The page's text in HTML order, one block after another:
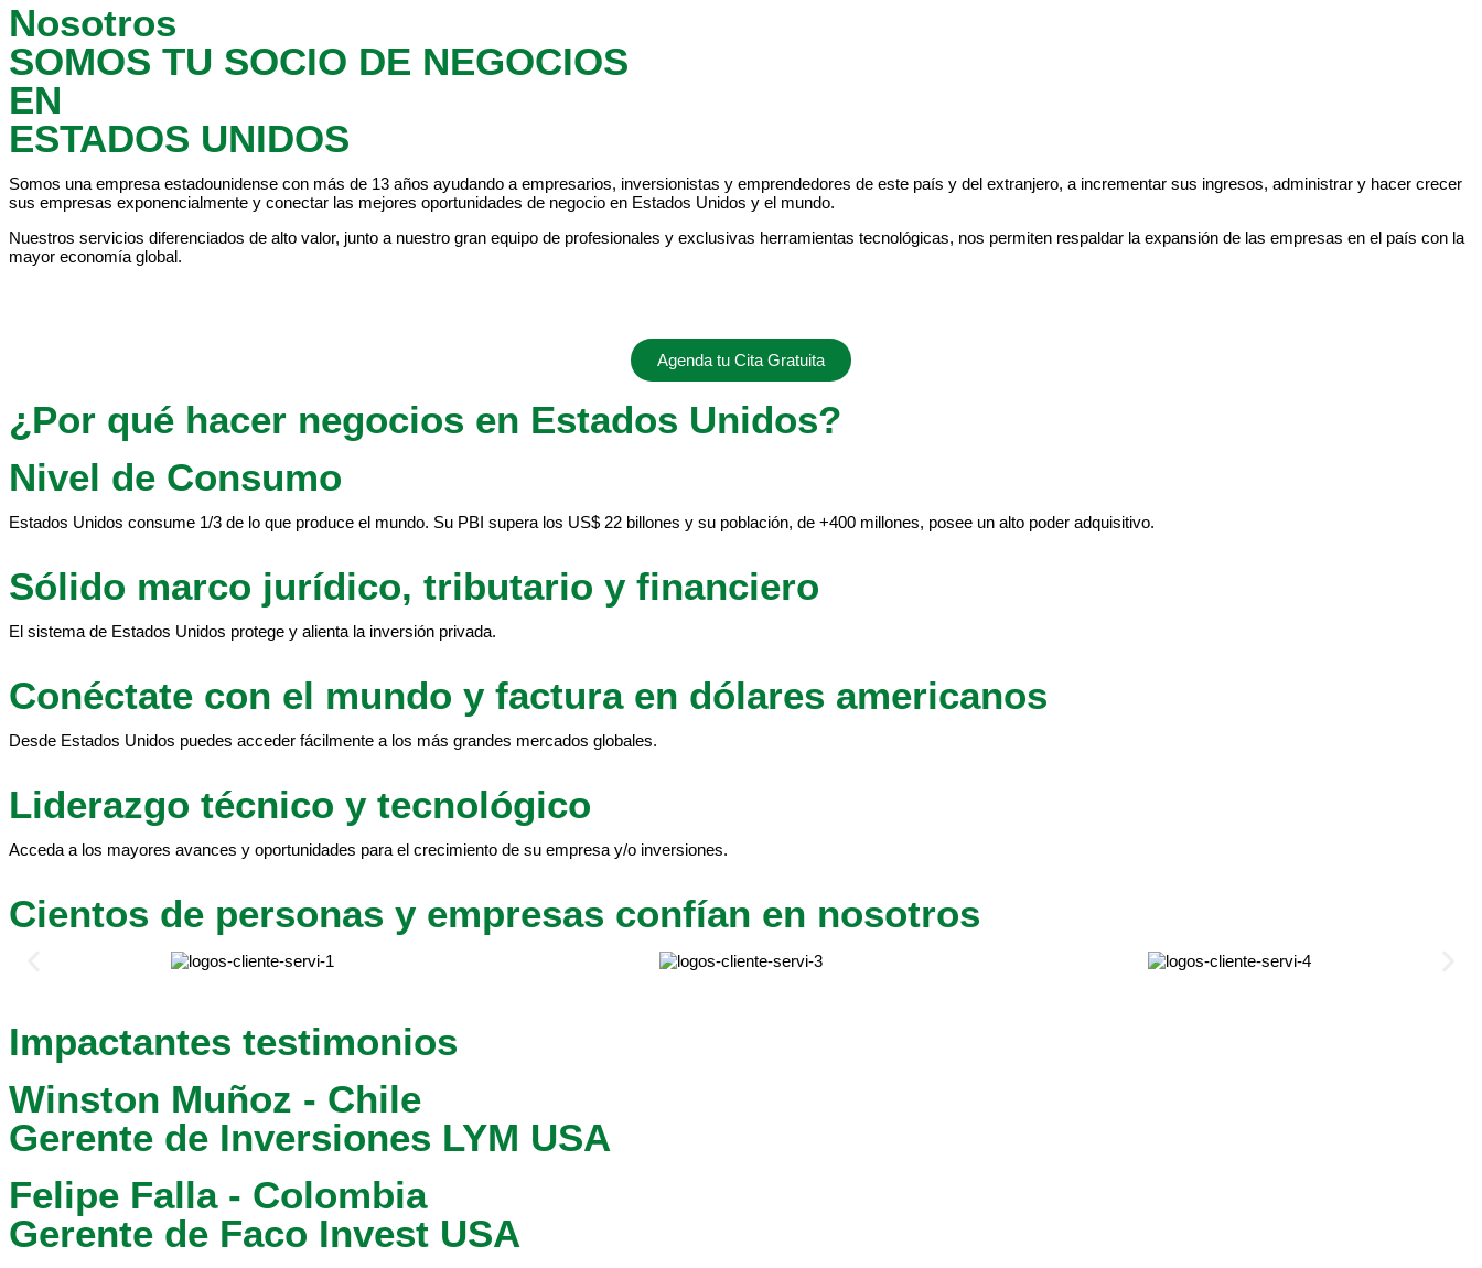
Nosotros
SOMOS TU SOCIO DE NEGOCIOS
EN
ESTADOS UNIDOS
Somos una empresa estadounidense con más de 13 años ayudando a empresarios, inversionistas y emprendedores de este país y del extranjero, a incrementar sus ingresos, administrar y hacer crecer
sus empresas exponencialmente y conectar las mejores oportunidades de negocio en Estados Unidos y el mundo.
Nuestros servicios diferenciados de alto valor, junto a nuestro gran equipo de profesionales y exclusivas herramientas tecnológicas, nos permiten respaldar la expansión de las empresas en el país con la
mayor economía global.
Agenda tu Cita Gratuita
¿Por qué hacer negocios en Estados Unidos?
Nivel de Consumo
Estados Unidos consume 1/3 de lo que produce el mundo. Su PBI supera los US$ 22 billones y su población, de +400 millones, posee un alto poder adquisitivo.
Sólido marco jurídico, tributario y financiero
El sistema de Estados Unidos protege y alienta la inversión privada.
Conéctate con el mundo y factura en dólares americanos
Desde Estados Unidos puedes acceder fácilmente a los más grandes mercados globales.
Liderazgo técnico y tecnológico
Acceda a los mayores avances y oportunidades para el crecimiento de su empresa y/o inversiones.
Cientos de personas y empresas confían en nosotros
Impactantes testimonios​
Winston Muñoz - Chile
Gerente de Inversiones LYM USA
Felipe Falla - Colombia
Gerente de Faco Invest USA